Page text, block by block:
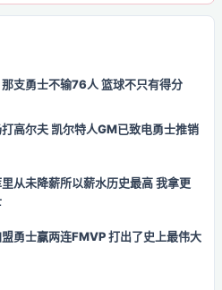
支勇士不输76人 篮球不只有得分
高尔夫 凯尔特人GM已致电勇士推销
从未降薪所以薪水历史最高 我拿更
勇士赢两连FMVP 打出了史上最伟大